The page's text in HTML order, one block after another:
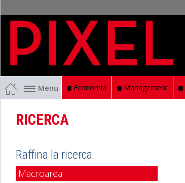
Menu Economia Management
RICERCA
Raffina la ricerca
Macroarea